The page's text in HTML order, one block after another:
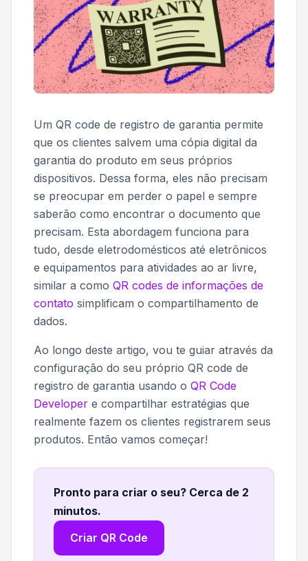
Um QR code de registro de garantia permite
que os clientes salvem uma cópia digital da
garantia do produto em seus próprios
dispositivos. Dessa forma, eles não precisam
se preocupar em perder o papel e sempre
saberão como encontrar o documento que
precisam. Esta abordagem funciona para
tudo, desde eletrodomésticos até eletrônicos
e equipamentos para atividades ao ar livre,
similar a como QR codes de informações de
contato simplificam o compartilhamento de
dados.
Ao longo deste artigo, vou te guiar através da
configuração do seu próprio QR code de
registro de garantia usando o QR Code
Developer e compartilhar estratégias que
realmente fazem os clientes registrarem seus
produtos. Então vamos começar!
Pronto para criar o seu? Cerca de 2
minutos.
Criar QR Code